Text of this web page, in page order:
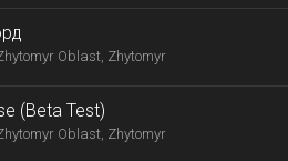
Oblast, Zhytomyr
(Beta Test)
Oblast, Zhytomyr